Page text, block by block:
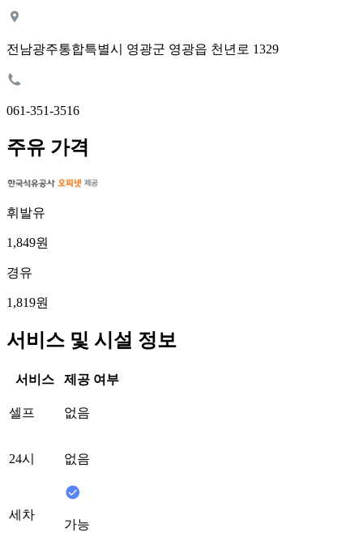
전남광주통합특별시 영광군 영광읍 천년로 1329
061-351-3516
주유 가격
휘발유
1,849원
경유
1,819원
서비스 및 시설 정보
서비스 제공 여부
셀프 없음
24시 없음
세차
가능